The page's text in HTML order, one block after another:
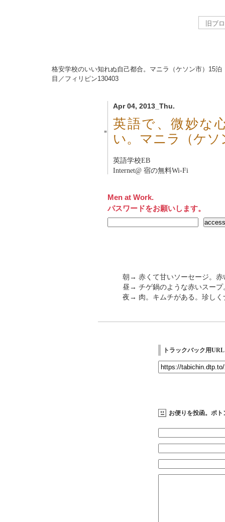
格安学校のいい知れぬ自己都合。マニラ（ケソン市）15泊
目／フィリピン130403
Apr 04, 2013_Thu.
■
英語で、微妙な
い。マニラ（ケソ
英語学校EB
Internet@ 宿の無料Wi-Fi
Men at Work.
パスワードをお願いします。
朝→ 赤くて甘いソーセージ。赤
昼→ チゲ鍋のような赤いスープ
夜→ 肉。キムチがある。珍しく
トラックバック用URL
お便りを投函。ポト